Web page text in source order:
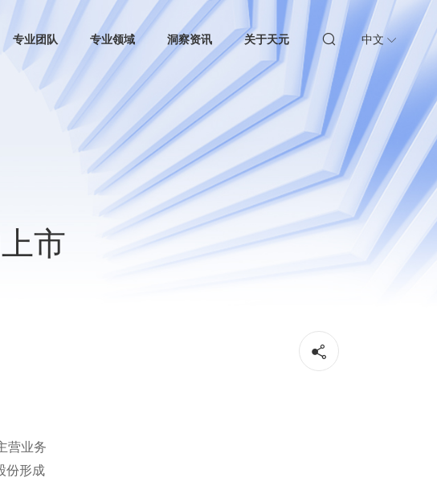
专业团队 专业领域 洞察资讯 关于天元 中文
市
营业务
份形成